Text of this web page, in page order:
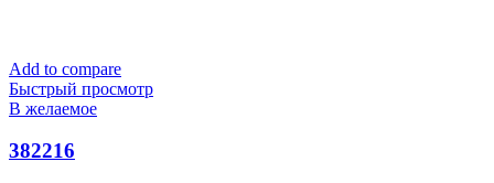
Add to compare
Быстрый просмотр
В желаемое
382216